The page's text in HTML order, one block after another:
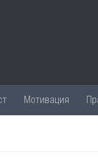
Мотивация